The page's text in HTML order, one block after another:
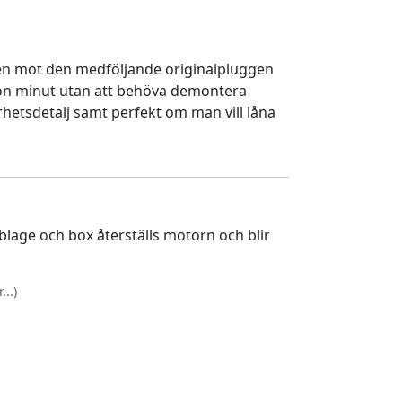
mot den medföljande originalpluggen
minut utan att behöva demontera
samt perfekt om man vill låna
och box återställs motorn och blir